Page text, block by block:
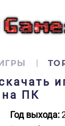
на ПК
Год выхода: